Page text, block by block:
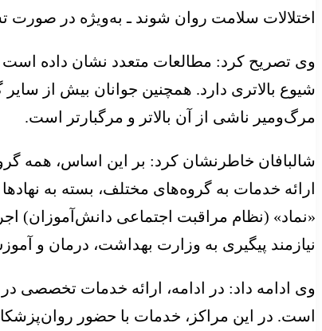
اختلالات سلامت روان شوند ـ به‌ویژه در
وی تصریح کرد: مطالعات متعدد نشان داده است
شیوع بالاتری دارد. همچنین جوانان بیش از
مرگ‌ومیر ناشی از آن بالاتر و مرگبارتر است.
شالبافان خاطرنشان کرد: بر این اساس، همه
ارائه خدمات به گروه‌های مختلف، بسته به
«نماد» (نظام مراقبت اجتماعی دانش‌آموزان)
نیازمند پیگیری به وزارت بهداشت، درمان و
وی ادامه داد: در ادامه، ارائه خدمات
است. در این مراکز، خدمات با حضور